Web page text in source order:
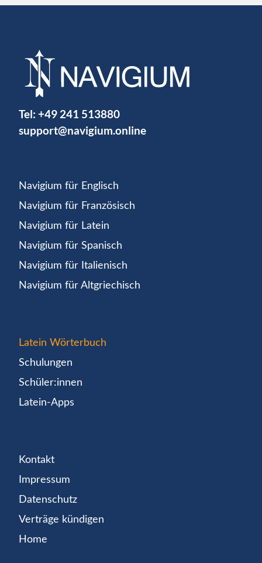
Tel: +49 241 513880
support@navigium.online
Navigium für Englisch
Navigium für Französisch
Navigium für Latein
Navigium für Spanisch
Navigium für Italienisch
Navigium für Altgriechisch
Latein Wörterbuch
Schulungen
Schüler:innen
Latein-Apps
Kontakt
Impressum
Datenschutz
Verträge kündigen
Home